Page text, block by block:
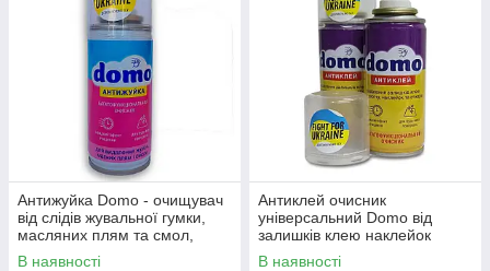
Антижуйка Domo - очищувач
від слідів жувальної гумки,
масляних плям та смол,
100мл
В наявності
Антиклей очисник
універсальний Domo від
залишків клею наклейок
100мл, Україна
В наявності